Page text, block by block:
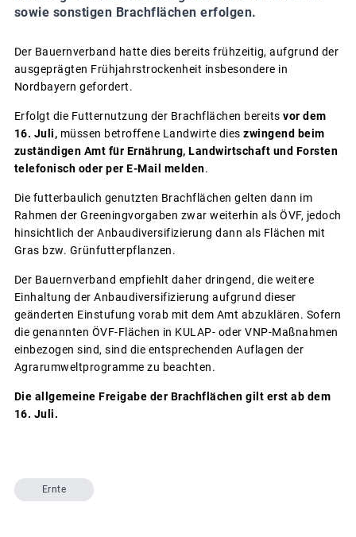
sowie sonstigen Brachflächen erfolgen.
Der Bauernverband hatte dies bereits frühzeitig, aufgrund der
ausgeprägten Frühjahrstrockenheit insbesondere in
Nordbayern gefordert.
Erfolgt die Futternutzung der Brachflächen bereits vor dem
16. Juli, müssen betroffene Landwirte dies zwingend beim
zuständigen Amt für Ernährung, Landwirtschaft und Forsten
telefonisch oder per E-Mail melden.
Die futterbaulich genutzten Brachflächen gelten dann im
Rahmen der Greeningvorgaben zwar weiterhin als ÖVF, jedoch
hinsichtlich der Anbaudiversifizierung dann als Flächen mit
Gras bzw. Grünfutterpflanzen.
Der Bauernverband empfiehlt daher dringend, die weitere
Einhaltung der Anbaudiversifizierung aufgrund dieser
geänderten Einstufung vorab mit dem Amt abzuklären. Sofern
die genannten ÖVF-Flächen in KULAP- oder VNP-Maßnahmen
einbezogen sind, sind die entsprechenden Auflagen der
Agrarumweltprogramme zu beachten.
Die allgemeine Freigabe der Brachflächen gilt erst ab dem
16. Juli.
Ernte